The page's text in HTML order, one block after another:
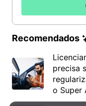
Recomendados
precisa
o Super